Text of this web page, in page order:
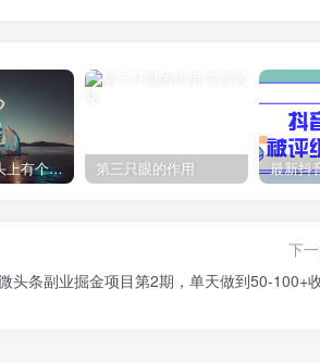
为什么天使头上有个圈？ 第三只眼的作用
下
头条副业掘金项目第2期，单天做到50-100+